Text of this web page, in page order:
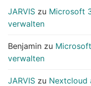
JARVIS zu Microsoft
verwalten
Benjamin zu
verwalten
JARVIS zu Nextcloud